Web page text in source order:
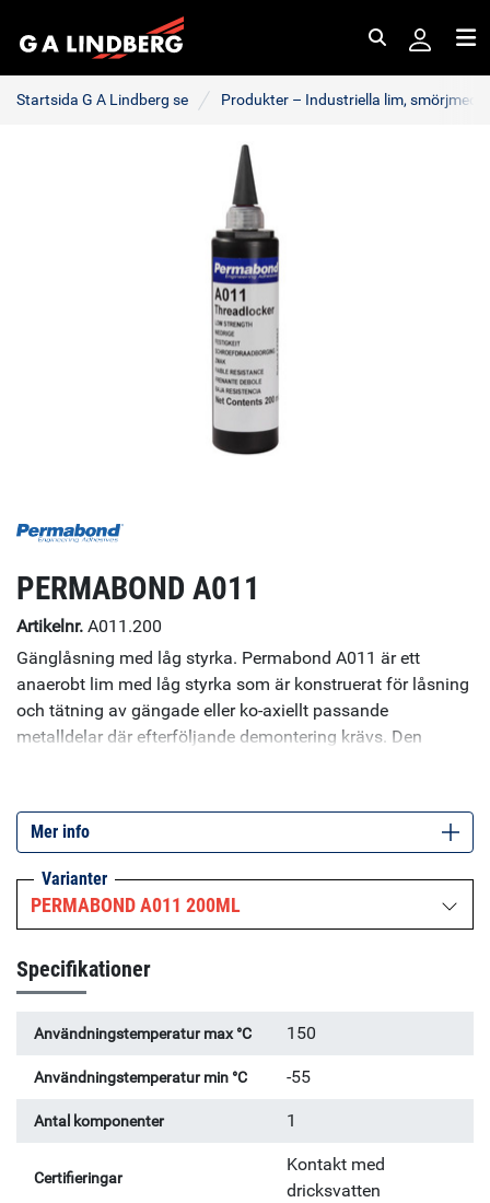
Startsida G A Lindberg se Produkter – Industriella lim,
PERMABOND A011
Artikelnr. A011.200
Gänglåsning med låg styrka. Permabond A011 är ett
anaerobt lim med låg styrka som är konstruerat för låsning
och tätning av gängade eller ko-axiellt passande
metalldelar där efterföljande demontering krävs. Den
samtidigt som det tillåter demontering med normala
verktyg. Specifikationer: Viskositet: 500 mPa.s Maximal
gängstorlek: M20 ¾"
Mer info
Varianter
PERMABOND A011 200ML
Specifikationer
Användningstemperatur max °C 150
Användningstemperatur min °C -55
Antal komponenter 1
Certifieringar
Kontakt med
dricksvatten